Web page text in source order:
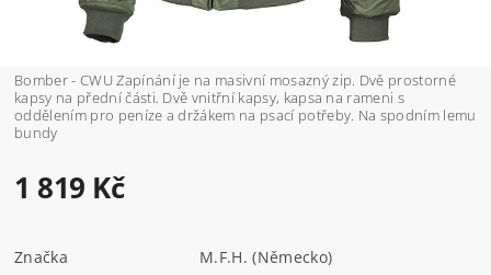
Bomber - CWU Zapínání je na masivní mosazný zip. Dvě prostorné
kapsy na přední části. Dvě vnitřní kapsy, kapsa na rameni s
oddělením pro peníze a držákem na psací potřeby. Na spodním lemu
bundy
1 819 Kč
Značka
M.F.H. (Německo)